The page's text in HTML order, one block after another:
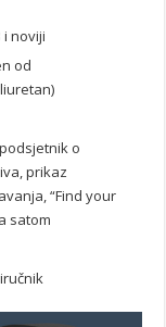
i noviji
od
o
prikaz
“Find your
satom